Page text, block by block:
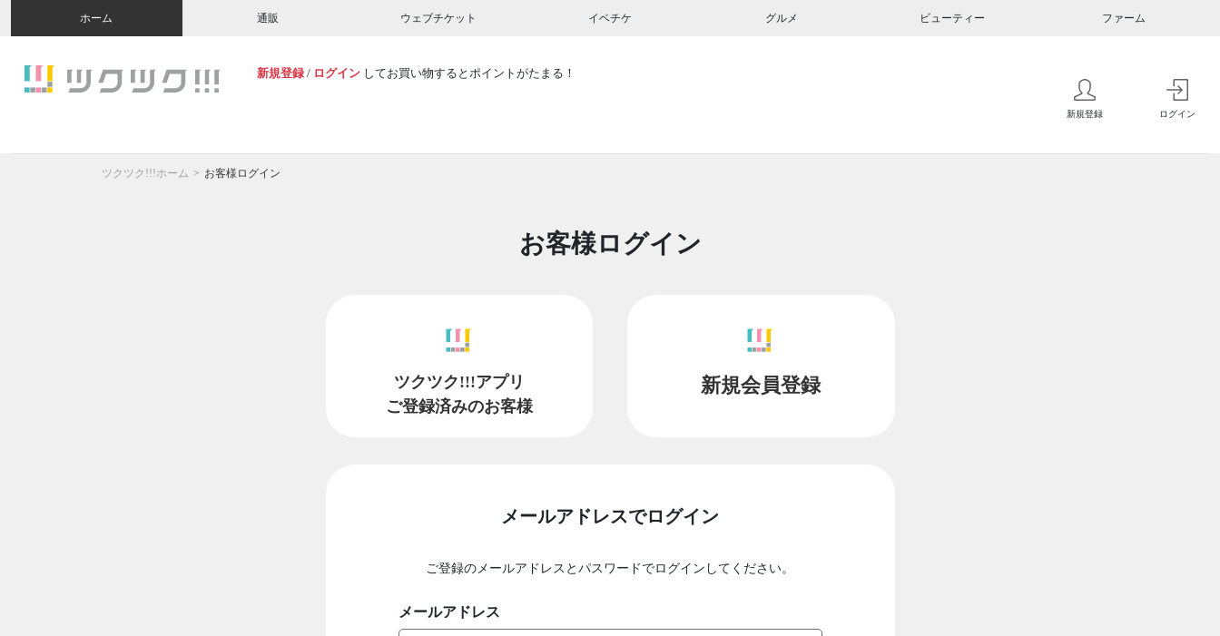
ホーム 通販 ウェブチケット イベチケ グルメ ビューティー ファーム
新規登録 / ログイン してお買い物するとポイントがたまる！
新規登録 ログイン
ツクツク!!!ホーム お客様ログイン
お客様ログイン
ツクツク!!!アプリ
ご登録済みのお客様
新規会員登録
メールアドレスでログイン
ご登録のメールアドレスとパスワードでログインしてください。
メールアドレス